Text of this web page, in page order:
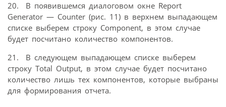
20. В появившемся диалоговом окне Report
Generator — Counter (рис. 11) в верхнем выпадающем
списке выберем строку Component, в этом случае
будет посчитано количество компонентов.
21. В следующем выпадающем списке выберем
строку Total Output, в этом случае будет посчитано
количество лишь тех компонентов, которые выбраны
для формирования отчета.